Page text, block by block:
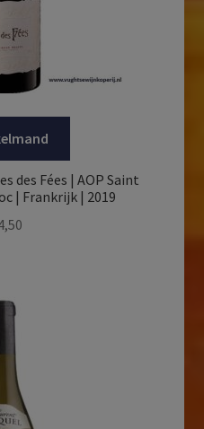
des Fées | AOP Saint
| Frankrijk | 2019